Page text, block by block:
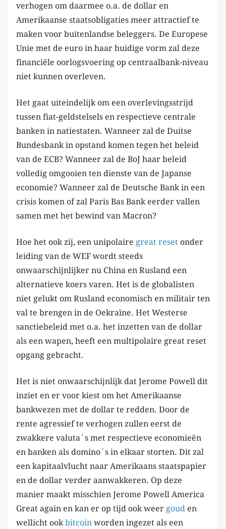
verhogen om daarmee o.a. de dollar en
Amerikaanse staatsobligaties meer attractief te
maken voor buitenlandse beleggers. De Europese
Unie met de euro in haar huidige vorm zal deze
financiële oorlogsvoering op centraalbank-niveau
niet kunnen overleven.
Het gaat uiteindelijk om een overlevingsstrijd
tussen fiat-geldstelsels en respectieve centrale
banken in natiestaten. Wanneer zal de Duitse
Bundesbank in opstand komen tegen het beleid
van de ECB? Wanneer zal de BoJ haar beleid
volledig omgooien ten dienste van de Japanse
economie? Wanneer zal de Deutsche Bank in een
crisis komen of zal Paris Bas Bank eerder vallen
samen met het bewind van Macron?
Hoe het ook zij, een unipolaire great reset onder
leiding van de WEF wordt steeds
onwaarschijnlijker nu China en Rusland een
alternatieve koers varen. Het is de globalisten
niet gelukt om Rusland economisch en militair ten
val te brengen in de Oekraïne. Het Westerse
sanctiebeleid met o.a. het inzetten van de dollar
als een wapen, heeft een multipolaire great reset
opgang gebracht.
Het is niet onwaarschijnlijk dat Jerome Powell dit
inziet en er voor kiest om het Amerikaanse
bankwezen met de dollar te redden. Door de
rente agressief te verhogen zullen eerst de
zwakkere valuta´s met respectieve economieën
en banken als domino´s in elkaar storten. Dit zal
een kapitaalvlucht naar Amerikaans staatspapier
en de dollar verder aanwakkeren. Op deze
manier maakt misschien Jerome Powell America
Great again en kan er op tijd ook weer goud en
wellicht ook bitcoin worden ingezet als een